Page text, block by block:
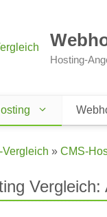
Hosting-
Vergleich » CMS-